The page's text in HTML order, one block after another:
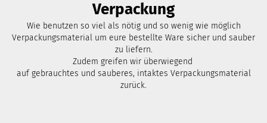
Verpackung
Wie benutzen so viel als nötig und so wenig wie möglich
Verpackungsmaterial um eure bestellte Ware sicher und sauber
zu liefern.
Zudem greifen wir überwiegend
auf gebrauchtes und sauberes, intaktes Verpackungsmaterial
zurück.